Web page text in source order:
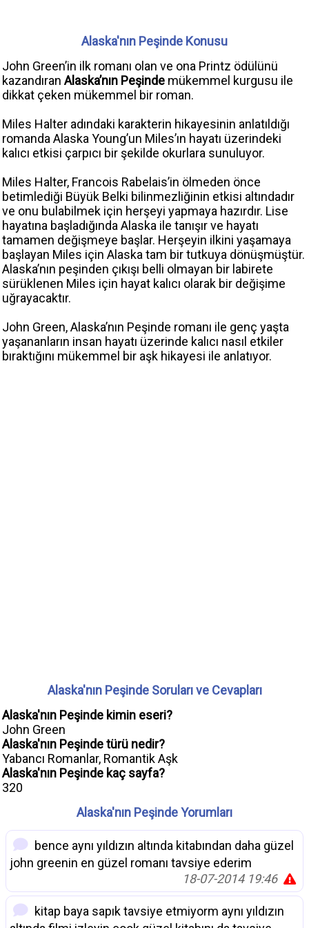
Alaska'nın Peşinde Konusu
John Green’in ilk romanı olan ve ona Printz ödülünü
kazandıranAlaska’nın Peşinde mükemmel kurgusu ile
dikkat çeken mükemmel bir roman.
Miles Halter adındaki karakterin hikayesinin anlatıldığı
romanda Alaska Young’un Miles’ın hayatı üzerindeki
kalıcı etkisi çarpıcı bir şekilde okurlara sunuluyor.
Miles Halter, Francois Rabelais’in ölmeden önce
betimlediği Büyük Belki bilinmezliğinin etkisi altındadır
ve onu bulabilmek için herşeyi yapmaya hazırdır. Lise
hayatına başladığında Alaska ile tanışır ve hayatı
tamamen değişmeye başlar. Herşeyin ilkini yaşamaya
başlayan Miles için Alaska tam bir tutkuya dönüşmüştür.
Alaska’nın peşinden çıkışı belli olmayan bir labirete
sürüklenen Miles için hayat kalıcı olarak bir değişime
uğrayacaktır.
John Green, Alaska’nın Peşinde romanı ile genç yaşta
yaşananların insan hayatı üzerinde kalıcı nasıl etkiler
bıraktığını mükemmel bir aşk hikayesi ile anlatıyor.
Alaska'nın Peşinde Soruları ve Cevapları
Alaska'nın Peşinde kimin eseri?
John Green
Alaska'nın Peşinde türü nedir?
Yabancı Romanlar, Romantik Aşk
Alaska'nın Peşinde kaç sayfa?
320
Alaska'nın Peşinde Yorumları
bence aynı yıldızın altında kitabından daha güzel
john greenin en güzel romanı tavsiye ederim
18-07-2014 19:46
kitap baya sapık tavsiye etmiyorm aynı yıldızın